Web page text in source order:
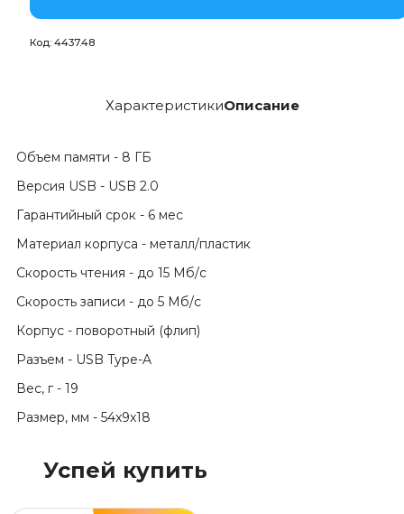
Код: 4437.48
ХарактеристикиОписание
Объем памяти - 8 ГБ
Версия USB - USB 2.0
Гарантийный срок - 6 мес
Материал корпуса - металл/пластик
Скорость чтения - до 15 Мб/с
Скорость записи - до 5 Мб/с
Корпус - поворотный (флип)
Разъем - USB Type-A
Вес, г - 19
Размер, мм - 54x9x18
Успей купить